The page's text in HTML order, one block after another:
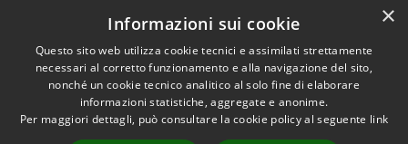
Dichiarazione di accessibilità
Accessibilità
Copyright © 2026 • Comune di
Molinella • Powered by
×
Informazioni sui cookie
Questo sito web utilizza cookie tecnici e assimilati strettamente
necessari al corretto funzionamento e alla navigazione del sito,
nonché un cookie tecnico analitico al solo fine di elaborare
informazioni statistiche, aggregate e anonime.
Per maggiori dettagli, può consultare la cookie policy al seguente link